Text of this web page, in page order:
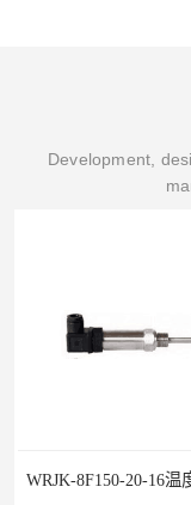
Development,
WRJK-8F150-20-16温